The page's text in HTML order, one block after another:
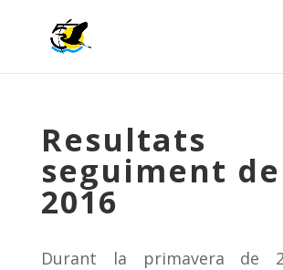
Resultats
seguiment de
2016
Durant la primavera de